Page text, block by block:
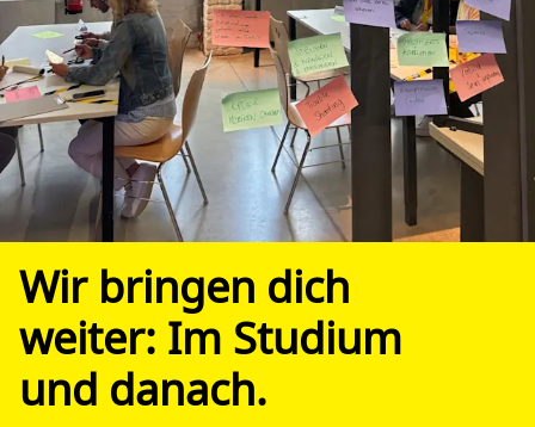
Wir bringen dich
weiter: Im Studium
und danach.